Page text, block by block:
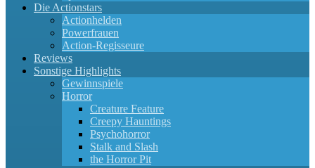
Die Actionstars
Actionhelden
Powerfrauen
Action-Regisseure
Reviews
Sonstige Highlights
Gewinnspiele
Horror
Creature Feature
Creepy Hauntings
Psychohorror
Stalk and Slash
the Horror Pit